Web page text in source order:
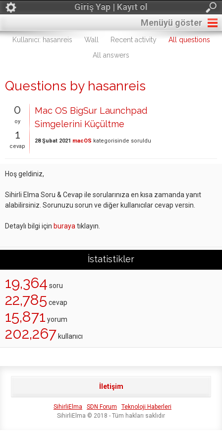
Giriş Yap | Kayıt ol
Menüyü göster
Kullanıcı: hasanreis Wall Recent activity
All questions
All answers
Questions by hasanreis
0
oy
1
cevap
Mac OS BigSur Launchpad
Simgelerini Küçültme
28 Şubat 2021 macOS kategorisinde soruldu
Hoş geldiniz,
Sihirli Elma Soru & Cevap ile sorularınıza en kısa zamanda yanıt
alabilirsiniz. Sorunuzu sorun ve diğer kullanıcılar cevap versin.
Detaylı bilgi için buraya tıklayın.
İstatistikler
19,364 soru
22,785 cevap
15,871 yorum
202,267 kullanıcı
İletişim
SihirliElma SDN Forum
Teknoloji Haberleri
SihirliElma © 2018 - Tüm hakları saklıdır